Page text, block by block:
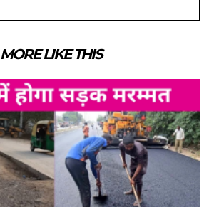
MORE LIKE THIS